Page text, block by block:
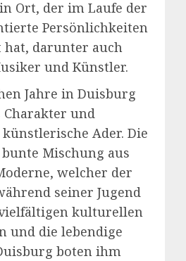
Ort, der im Laufe der
Persönlichkeiten
darunter auch
und Künstler.
Jahre in Duisburg
und
Ader. Die
Mischung aus
welcher der
seiner Jugend
kulturellen
und die lebendige
boten ihm